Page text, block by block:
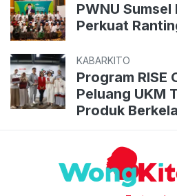
PWNU
Perkuat
KABARKITO
Program RISE
Peluang UKM
Produk